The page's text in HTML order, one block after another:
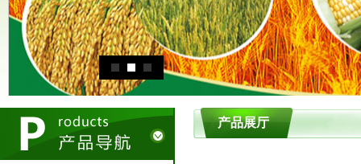
产品展厅